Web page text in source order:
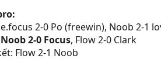
2-0 Po (freewin), Noob 2-1
Noob 2-0 Focus, Flow 2-0 Clark
Flow 2-1 Noob